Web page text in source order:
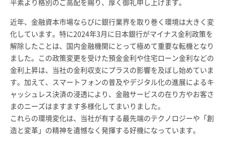
検索
JPEN
お客さまサイト
平素より格別のご高配を賜り、厚く御礼申し上げます。
近年、金融資本市場ならびに銀行業界を取り巻く環境は大きく変
化しています。特に2024年3月に日本銀行がマイナス金利政策を
解除したことは、国内金融機関にとって極めて重要な転機となり
ました。この政策変更を受けた預金金利や住宅ローン金利などの
金利上昇は、当社の金利収支にプラスの影響を及ぼし始めていま
す。加えて、スマートフォンの普及やデジタル化の進展によるキ
ャッシュレス決済の浸透により、金融サービスの在り方やお客さ
まのニーズはますます多様化してまいりました。
これらの環境変化は、当社が有する最先端のテクノロジーや「創
造と変革」の精神を遺憾なく発揮する好機になっています。